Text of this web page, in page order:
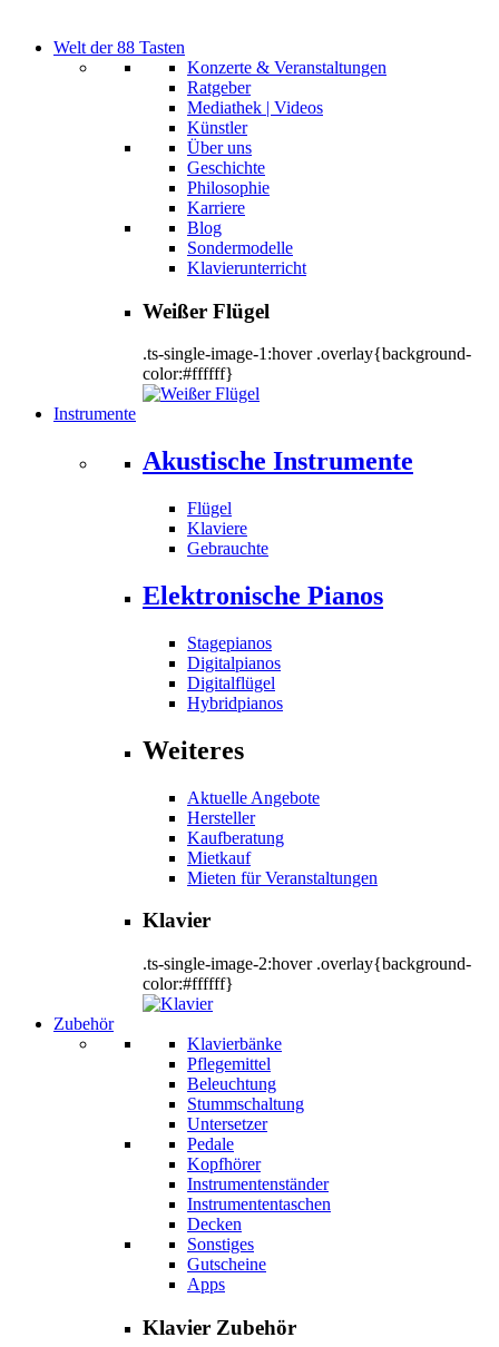
Welt der 88 Tasten
Konzerte & Veranstaltungen
Ratgeber
Mediathek | Videos
Künstler
Über uns
Geschichte
Philosophie
Karriere
Blog
Sondermodelle
Klavierunterricht
Weißer Flügel
.ts-single-image-1:hover .overlay{background-
color:#ffffff}
Instrumente
Akustische Instrumente
Flügel
Klaviere
Gebrauchte
Elektronische Pianos
Stagepianos
Digitalpianos
Digitalflügel
Hybridpianos
Weiteres
Aktuelle Angebote
Hersteller
Kaufberatung
Mietkauf
Mieten für Veranstaltungen
Klavier
.ts-single-image-2:hover .overlay{background-
color:#ffffff}
Zubehör
Klavierbänke
Pflegemittel
Beleuchtung
Stummschaltung
Untersetzer
Pedale
Kopfhörer
Instrumentenständer
Instrumententaschen
Decken
Sonstiges
Gutscheine
Apps
Klavier Zubehör